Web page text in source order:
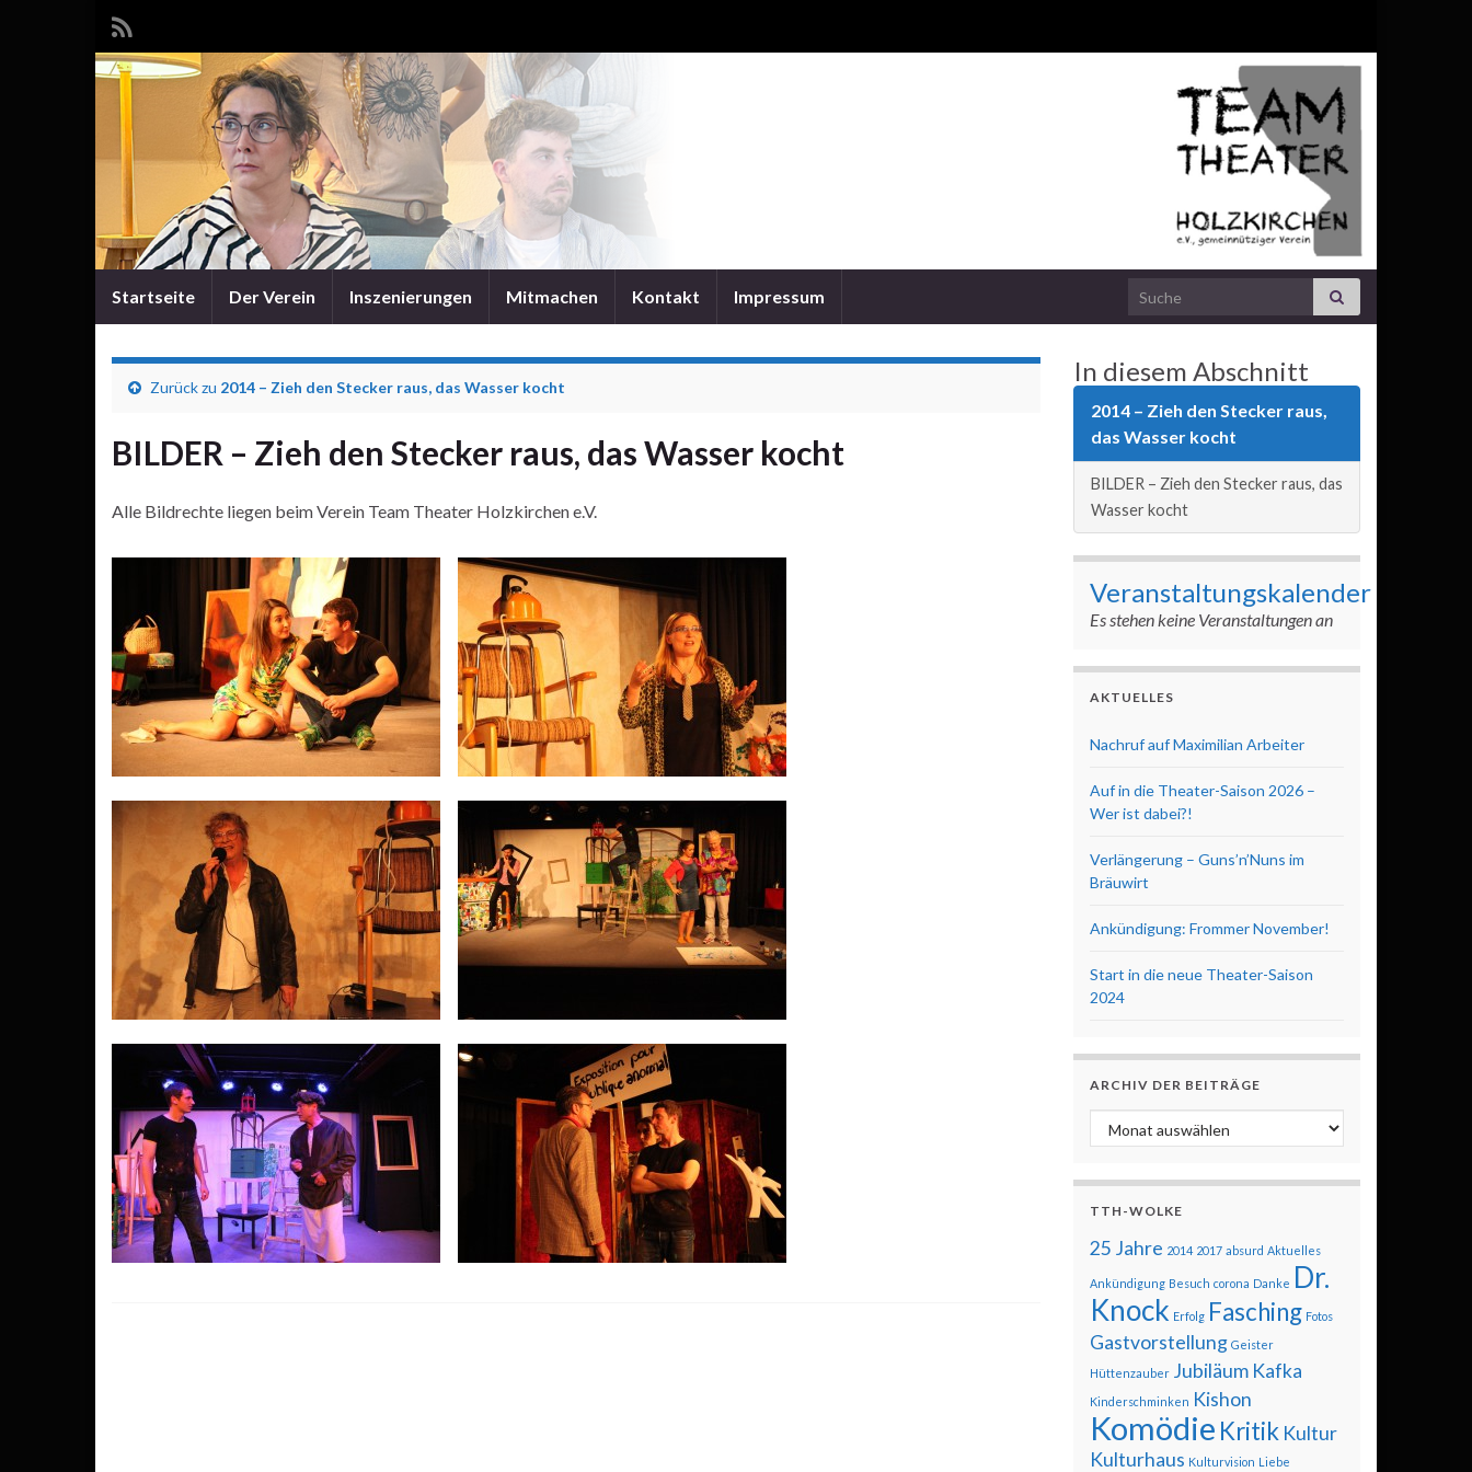
Startseite Der Verein Inszenierungen Mitmachen Kontakt Impressum Search for:
Zurück zu 2014 – Zieh den Stecker raus, das Wasser kocht
BILDER – Zieh den Stecker raus, das Wasser kocht
Alle Bildrechte liegen beim Verein Team Theater Holzkirchen e.V.
In diesem Abschnitt
2014 – Zieh den Stecker raus,
das Wasser kocht
BILDER – Zieh den Stecker raus, das
Wasser kocht
Veranstaltungskalender
Es stehen keine Veranstaltungen an
AKTUELLES
Nachruf auf Maximilian Arbeiter
Auf in die Theater-Saison 2026 –
Wer ist dabei?!
Verlängerung – Guns’n’Nuns im
Bräuwirt
Ankündigung: Frommer November!
Start in die neue Theater-Saison
2024
ARCHIV DER BEITRÄGE
Archiv der Beiträge
TTH-WOLKE
25 Jahre 2014 2017 absurd Aktuelles
Ankündigung Besuch corona Danke Dr.
Knock Erfolg Fasching Fotos
Gastvorstellung Geister
Hüttenzauber Jubiläum Kafka
Kinderschminken Kishon
Komödie Kritik Kultur
Kulturhaus Kulturvision Liebe